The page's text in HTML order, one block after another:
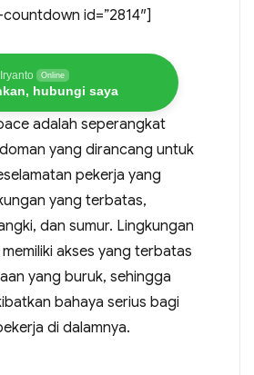
id=”2814″]
Online
hubungi saya
adalah seperangkat
yang dirancang untuk
pekerja yang
yang terbatas,
dan sumur. Lingkungan
akses yang terbatas
yang buruk, sehingga
bahaya serius bagi
di dalamnya.